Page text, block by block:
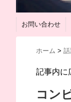
お問い合わせ
ホーム > 話
記事内に
コン